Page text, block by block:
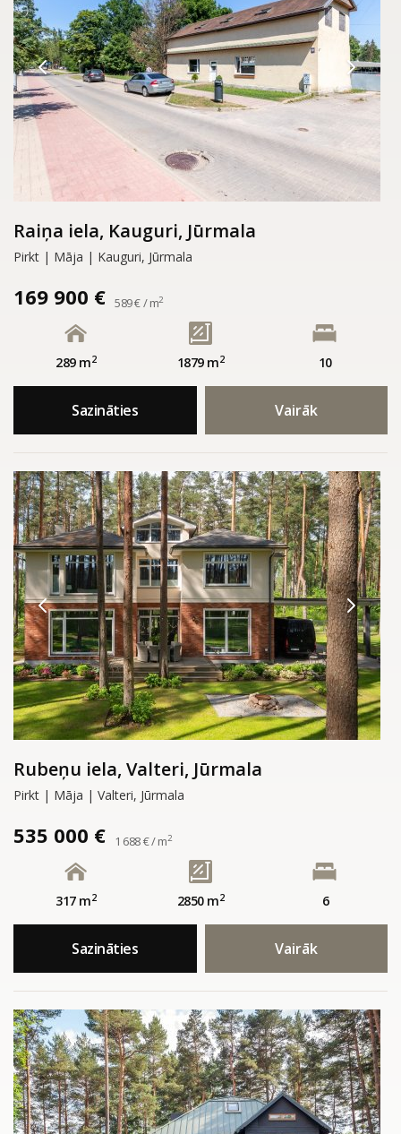
Raiņa iela, Kauguri, Jūrmala
Pirkt | Māja | Kauguri, Jūrmala
169 900 € 589 € / m2
289 m2 1879 m2 10
Sazināties Vairāk
Rubeņu iela, Valteri, Jūrmala
Pirkt | Māja | Valteri, Jūrmala
535 000 € 1 688 € / m2
317 m2 2850 m2 6
Sazināties Vairāk